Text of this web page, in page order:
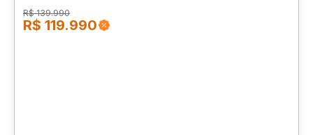
R$ 139.990
R$ 119.990